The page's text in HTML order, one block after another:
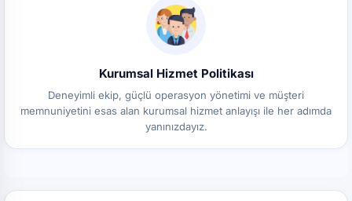
Kurumsal Hizmet Politikası
Deneyimli ekip, güçlü operasyon yönetimi ve müşteri
memnuniyetini esas alan kurumsal hizmet anlayışı ile her adımda
yanınızdayız.